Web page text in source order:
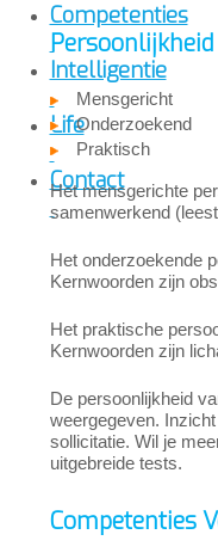
Competenties
Intelligentie
Life
Contact
Mensgericht
Onderzoekend
Praktisch
Het mensgerichte
samenwerkend
Het onderzoekende
Kernwoorden zijn
Het praktische
Kernwoorden zijn
De persoonlijkheid
weergegeven.
sollicitatie. Wil je
uitgebreide tests.
Competenties